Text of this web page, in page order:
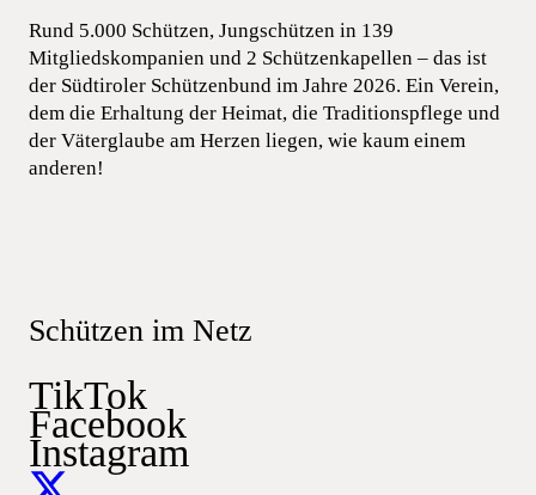
Rund 5.000 Schützen, Jungschützen in 139
Mitgliedskompanien und 2 Schützenkapellen – das ist
der Südtiroler Schützenbund im Jahre 2026. Ein Verein,
dem die Erhaltung der Heimat, die Traditionspflege und
der Väterglaube am Herzen liegen, wie kaum einem
anderen!
Schützen im Netz
TikTok
Facebook
Instagram